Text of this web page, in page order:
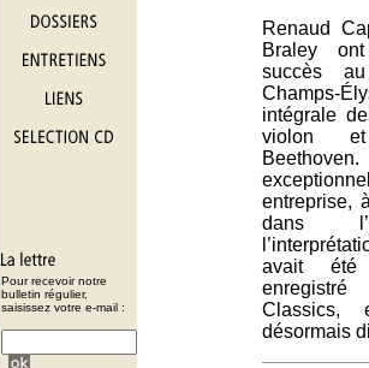
Pour recevoir notre
bulletin régulier,
saisissez votre e-mail :
Renaud
Braley
succès
intégrale
violon
entreprise,
dans
avait été
Classics,
désormais